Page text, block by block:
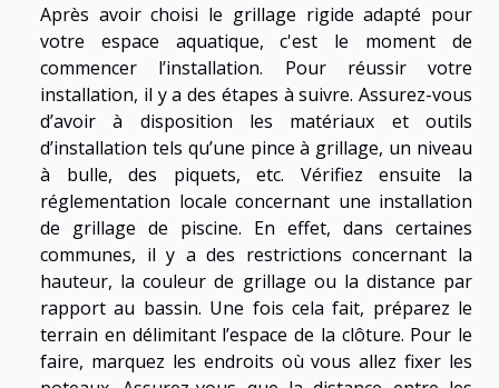
Après avoir choisi le grillage rigide adapté pour
votre espace aquatique, c'est le moment de
commencer l’installation. Pour réussir votre
installation, il y a des étapes à suivre. Assurez-vous
d’avoir à disposition les matériaux et outils
d’installation tels qu’une pince à grillage, un niveau
à bulle, des piquets, etc. Vérifiez ensuite la
réglementation locale concernant une installation
de grillage de piscine. En effet, dans certaines
communes, il y a des restrictions concernant la
hauteur, la couleur de grillage ou la distance par
rapport au bassin. Une fois cela fait, préparez le
terrain en délimitant l’espace de la clôture. Pour le
faire, marquez les endroits où vous allez fixer les